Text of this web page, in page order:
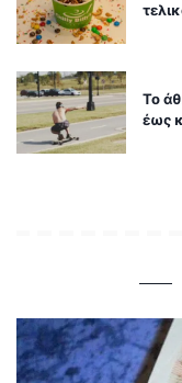
Το
έως